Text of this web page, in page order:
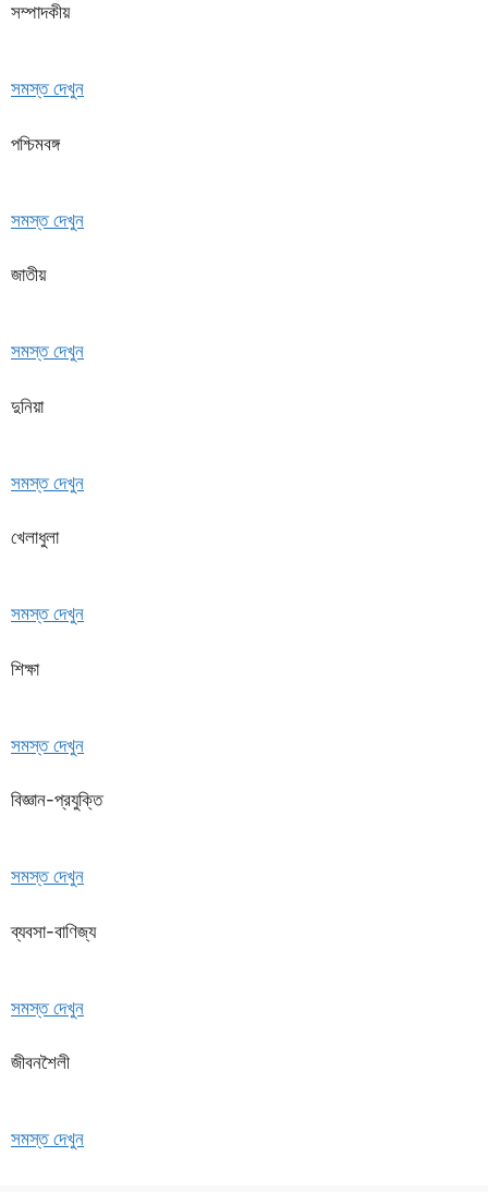
সম্পাদকীয়
সমস্ত দেখুন
পশ্চিমবঙ্গ
সমস্ত দেখুন
জাতীয়
সমস্ত দেখুন
দুনিয়া
সমস্ত দেখুন
খেলাধুলা
সমস্ত দেখুন
শিক্ষা
সমস্ত দেখুন
বিজ্ঞান-প্রযুক্তি
সমস্ত দেখুন
ব্যবসা-বাণিজ্য
সমস্ত দেখুন
জীবনশৈলী
সমস্ত দেখুন